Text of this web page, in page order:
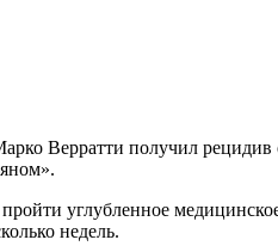
Верратти получил рецидив
углубленное
недель.